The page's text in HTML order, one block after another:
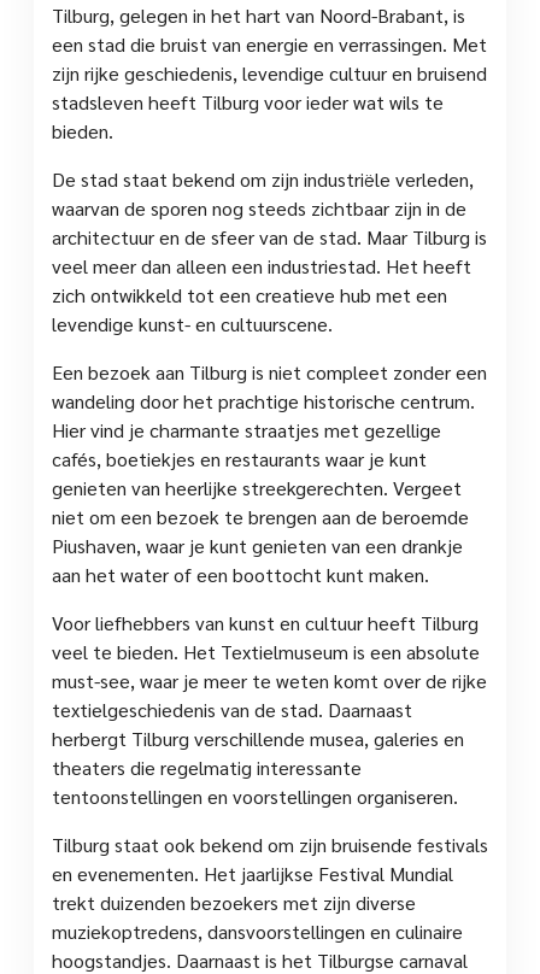
Tilburg, gelegen in het hart van Noord-Brabant, is
een stad die bruist van energie en verrassingen. Met
zijn rijke geschiedenis, levendige cultuur en bruisend
stadsleven heeft Tilburg voor ieder wat wils te
bieden.
De stad staat bekend om zijn industriële verleden,
waarvan de sporen nog steeds zichtbaar zijn in de
architectuur en de sfeer van de stad. Maar Tilburg is
veel meer dan alleen een industriestad. Het heeft
zich ontwikkeld tot een creatieve hub met een
levendige kunst- en cultuurscene.
Een bezoek aan Tilburg is niet compleet zonder een
wandeling door het prachtige historische centrum.
Hier vind je charmante straatjes met gezellige
cafés, boetiekjes en restaurants waar je kunt
genieten van heerlijke streekgerechten. Vergeet
niet om een bezoek te brengen aan de beroemde
Piushaven, waar je kunt genieten van een drankje
aan het water of een boottocht kunt maken.
Voor liefhebbers van kunst en cultuur heeft Tilburg
veel te bieden. Het Textielmuseum is een absolute
must-see, waar je meer te weten komt over de rijke
textielgeschiedenis van de stad. Daarnaast
herbergt Tilburg verschillende musea, galeries en
theaters die regelmatig interessante
tentoonstellingen en voorstellingen organiseren.
Tilburg staat ook bekend om zijn bruisende festivals
en evenementen. Het jaarlijkse Festival Mundial
trekt duizenden bezoekers met zijn diverse
muziekoptredens, dansvoorstellingen en culinaire
hoogstandjes. Daarnaast is het Tilburgse carnaval